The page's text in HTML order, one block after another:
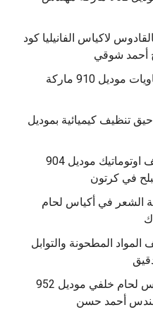
لاكياس الفانيليا كود
مكنة خلاط بودر لشركات الكيماويات موديل 910 ماركة
تنظيف كيميائية بموديل
‫ماكينه تعبئه حبوب وحبيبات نصف اوتوماتيك موديل 904
الشعر في أكياس لحام
المواد المطحونة والتوابل
‫شرح ماكينة تعبئة تمر هندي بكيس لحام خلفي موديل 952